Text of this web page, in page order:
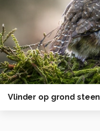
Vlinder op grond steen